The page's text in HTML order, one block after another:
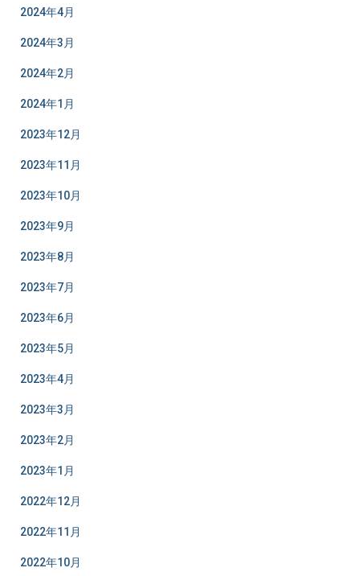
2024年4月
2024年3月
2024年2月
2024年1月
2023年12月
2023年11月
2023年10月
2023年9月
2023年8月
2023年7月
2023年6月
2023年5月
2023年4月
2023年3月
2023年2月
2023年1月
2022年12月
2022年11月
2022年10月